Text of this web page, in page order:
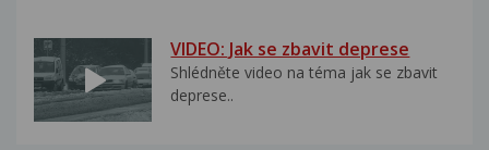
VIDEO: Jak se zbavit deprese
Shlédněte video na téma jak se zbavit
deprese..